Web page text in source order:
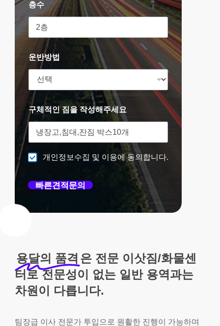
층수
운반방법
구체적인 짐을 작성해주세요
개인정보수집 및 이용에 동의합니다.
빠른견적문의
용달의 품격 은 전문 이삿짐/화물센
터로 전문성이 없는 일반 용역과는
차원이 다릅니다.
팀장급 이사 전문가 투입으로 원활한 진행이
가능하며